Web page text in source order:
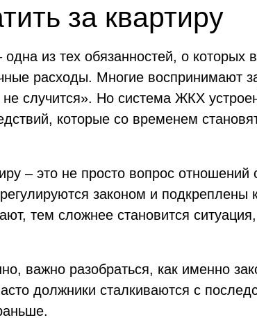
за квартиру
из тех обязанностей, о которых
расходы. Многие воспринимают
не случится». Но система ЖКХ
которые со временем
– это не просто вопрос
законом и
тем сложнее становится
важно разобраться, как именно
должники сталкиваются с